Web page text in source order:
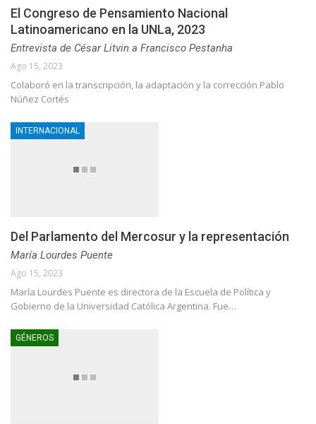
El Congreso de Pensamiento Nacional
Latinoamericano en la UNLa, 2023
Entrevista de César Litvin a Francisco Pestanha
Ago 15, 2023
Colaboró en la transcripción, la adaptación y la corrección Pablo
Núñez Cortés
INTERNACIONAL
Del Parlamento del Mercosur y la representación
María Lourdes Puente
Ago 15, 2023
María Lourdes Puente es directora de la Escuela de Política y
Gobierno de la Universidad Católica Argentina. Fue…
GÉNEROS